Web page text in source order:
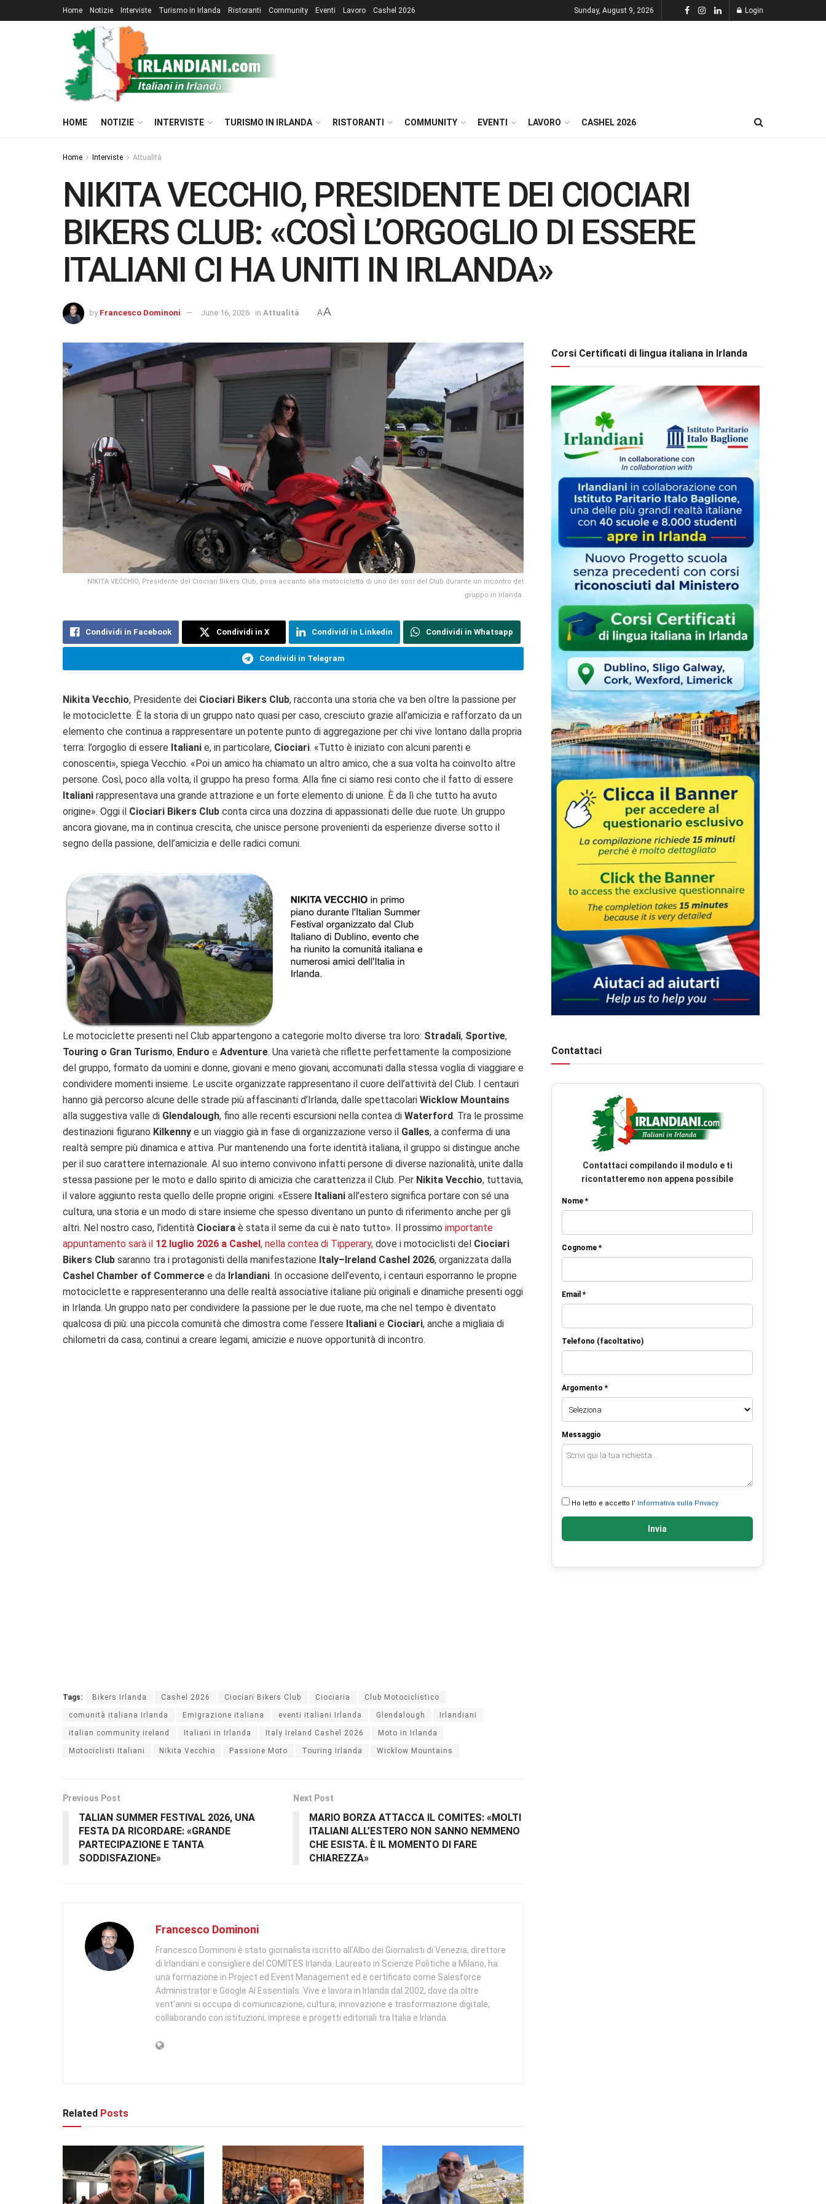
Home Notizie Interviste Turismo in Irlanda Ristoranti Community Eventi Lavoro Cashel 2026 Sunday, August 9, 2026 Login
HOME NOTIZIE INTERVISTE TURISMO IN IRLANDA RISTORANTI COMMUNITY EVENTI LAVORO CASHEL 2026
Home Interviste Attualità
NIKITA VECCHIO, PRESIDENTE DEI CIOCIARI
BIKERS CLUB: «COSÌ L’ORGOGLIO DI ESSERE
ITALIANI CI HA UNITI IN IRLANDA»
by Francesco Dominoni June 16, 2026 in Attualità AA
NIKITA VECCHIO, Presidente del Ciociari Bikers Club, posa accanto alla motocicletta di uno dei soci del Club durante un incontro del
gruppo in Irlanda.
Condividi in Facebook Condividi in X Condividi in Linkedin Condividi in Whatsapp
Condividi in Telegram
Nikita Vecchio, Presidente dei Ciociari Bikers Club, racconta una storia che va ben oltre la passione per
le motociclette. È la storia di un gruppo nato quasi per caso, cresciuto grazie all’amicizia e rafforzato da un
elemento che continua a rappresentare un potente punto di aggregazione per chi vive lontano dalla propria
terra: l’orgoglio di essere Italiani e, in particolare, Ciociari. «Tutto è iniziato con alcuni parenti e
conoscenti», spiega Vecchio. «Poi un amico ha chiamato un altro amico, che a sua volta ha coinvolto altre
persone. Così, poco alla volta, il gruppo ha preso forma. Alla fine ci siamo resi conto che il fatto di essere
Italiani rappresentava una grande attrazione e un forte elemento di unione. È da lì che tutto ha avuto
origine». Oggi il Ciociari Bikers Club conta circa una dozzina di appassionati delle due ruote. Un gruppo
ancora giovane, ma in continua crescita, che unisce persone provenienti da esperienze diverse sotto il
segno della passione, dell’amicizia e delle radici comuni.
Le motociclette presenti nel Club appartengono a categorie molto diverse tra loro: Stradali, Sportive,
Touring o Gran Turismo, Enduro e Adventure. Una varietà che riflette perfettamente la composizione
del gruppo, formato da uomini e donne, giovani e meno giovani, accomunati dalla stessa voglia di viaggiare e
condividere momenti insieme. Le uscite organizzate rappresentano il cuore dell’attività del Club. I centauri
hanno già percorso alcune delle strade più affascinanti d’Irlanda, dalle spettacolari Wicklow Mountains
alla suggestiva valle di Glendalough, fino alle recenti escursioni nella contea di Waterford. Tra le prossime
destinazioni figurano Kilkenny e un viaggio già in fase di organizzazione verso il Galles, a conferma di una
realtà sempre più dinamica e attiva. Pur mantenendo una forte identità italiana, il gruppo si distingue anche
per il suo carattere internazionale. Al suo interno convivono infatti persone di diverse nazionalità, unite dalla
stessa passione per le moto e dallo spirito di amicizia che caratterizza il Club. Per Nikita Vecchio, tuttavia,
il valore aggiunto resta quello delle proprie origini. «Essere Italiani all’estero significa portare con sé una
cultura, una storia e un modo di stare insieme che spesso diventano un punto di riferimento anche per gli
altri. Nel nostro caso, l’identità Ciociara è stata il seme da cui è nato tutto». Il prossimo importante
appuntamento sarà il 12 luglio 2026 a Cashel, nella contea di Tipperary, dove i motociclisti del Ciociari
Bikers Club saranno tra i protagonisti della manifestazione Italy–Ireland Cashel 2026, organizzata dalla
Cashel Chamber of Commerce e da Irlandiani. In occasione dell’evento, i centauri esporranno le proprie
motociclette e rappresenteranno una delle realtà associative italiane più originali e dinamiche presenti oggi
in Irlanda. Un gruppo nato per condividere la passione per le due ruote, ma che nel tempo è diventato
qualcosa di più: una piccola comunità che dimostra come l’essere Italiani e Ciociari, anche a migliaia di
chilometri da casa, continui a creare legami, amicizie e nuove opportunità di incontro.
Tags: Bikers Irlanda Cashel 2026 Ciociari Bikers Club Ciociaria Club Motociclistico
comunità italiana Irlanda Emigrazione italiana eventi italiani Irlanda Glendalough Irlandiani
italian community ireland Italiani in Irlanda Italy Ireland Cashel 2026 Moto in Irlanda
Motociclisti Italiani Nikita Vecchio Passione Moto Touring Irlanda Wicklow Mountains
Previous Post
TALIAN SUMMER FESTIVAL 2026, UNA
FESTA DA RICORDARE: «GRANDE
PARTECIPAZIONE E TANTA
SODDISFAZIONE»
Next Post
MARIO BORZA ATTACCA IL COMITES: «MOLTI
ITALIANI ALL’ESTERO NON SANNO NEMMENO
CHE ESISTA. È IL MOMENTO DI FARE
CHIAREZZA»
Francesco Dominoni
Francesco Dominoni è stato giornalista iscritto all’Albo dei Giornalisti di Venezia, direttore
di Irlandiani e consigliere del COMITES Irlanda. Laureato in Scienze Politiche a Milano, ha
una formazione in Project ed Event Management ed è certificato come Salesforce
Administrator e Google AI Essentials. Vive e lavora in Irlanda dal 2002, dove da oltre
vent’anni si occupa di comunicazione, cultura, innovazione e trasformazione digitale,
collaborando con istituzioni, imprese e progetti editoriali tra Italia e Irlanda.
Related Posts
Corsi Certificati di lingua italiana in Irlanda
Contattaci
Contattaci compilando il modulo e ti
ricontatteremo non appena possibile
Nome *
Cognome *
Email *
Telefono (facoltativo)
Argomento *
Messaggio
Ho letto e accetto l’ Informativa sulla Privacy
Invia